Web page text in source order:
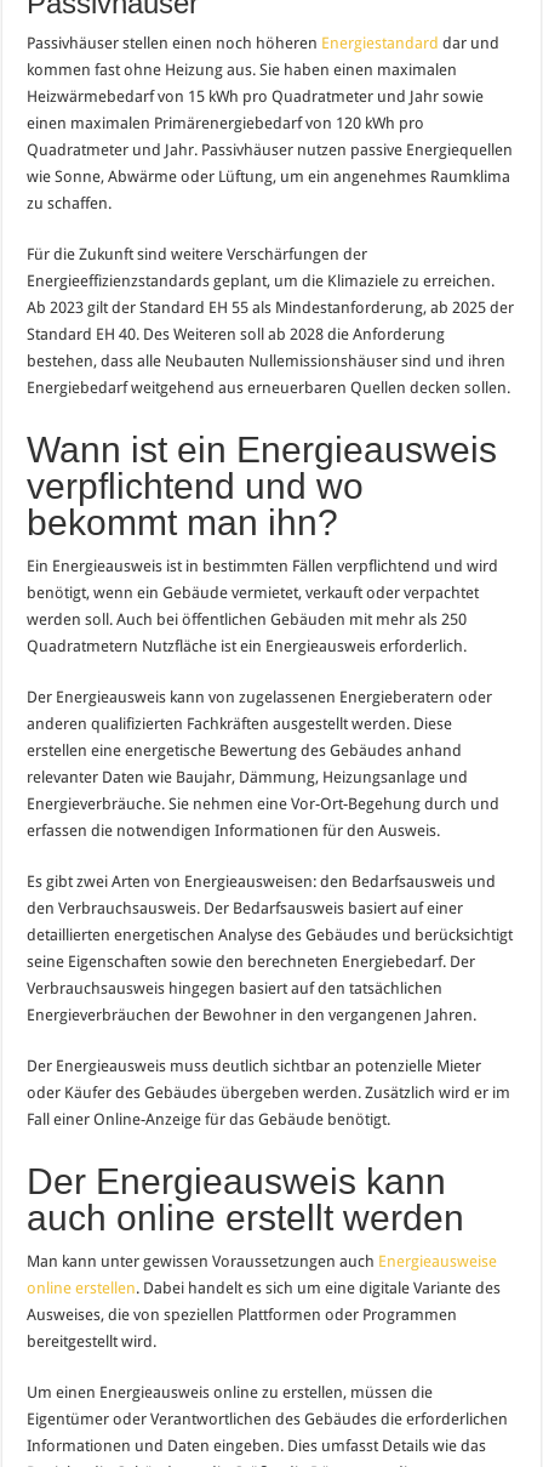
Passivhäuser stellen einen noch höheren Energiestandard dar und
kommen fast ohne Heizung aus. Sie haben einen maximalen
Heizwärmebedarf von 15 kWh pro Quadratmeter und Jahr sowie
einen maximalen Primärenergiebedarf von 120 kWh pro
Quadratmeter und Jahr. Passivhäuser nutzen passive Energiequellen
wie Sonne, Abwärme oder Lüftung, um ein angenehmes Raumklima
zu schaffen.
Für die Zukunft sind weitere Verschärfungen der
Energieeffizienzstandards geplant, um die Klimaziele zu erreichen.
Ab 2023 gilt der Standard EH 55 als Mindestanforderung, ab 2025 der
Standard EH 40. Des Weiteren soll ab 2028 die Anforderung
bestehen, dass alle Neubauten Nullemissionshäuser sind und ihren
Energiebedarf weitgehend aus erneuerbaren Quellen decken sollen.
Wann ist ein Energieausweis
verpflichtend und wo
bekommt man ihn?
Ein Energieausweis ist in bestimmten Fällen verpflichtend und wird
benötigt, wenn ein Gebäude vermietet, verkauft oder verpachtet
werden soll. Auch bei öffentlichen Gebäuden mit mehr als 250
Quadratmetern Nutzfläche ist ein Energieausweis erforderlich.
Der Energieausweis kann von zugelassenen Energieberatern oder
anderen qualifizierten Fachkräften ausgestellt werden. Diese
erstellen eine energetische Bewertung des Gebäudes anhand
relevanter Daten wie Baujahr, Dämmung, Heizungsanlage und
Energieverbräuche. Sie nehmen eine Vor-Ort-Begehung durch und
erfassen die notwendigen Informationen für den Ausweis.
Es gibt zwei Arten von Energieausweisen: den Bedarfsausweis und
den Verbrauchsausweis. Der Bedarfsausweis basiert auf einer
detaillierten energetischen Analyse des Gebäudes und berücksichtigt
seine Eigenschaften sowie den berechneten Energiebedarf. Der
Verbrauchsausweis hingegen basiert auf den tatsächlichen
Energieverbräuchen der Bewohner in den vergangenen Jahren.
Der Energieausweis muss deutlich sichtbar an potenzielle Mieter
oder Käufer des Gebäudes übergeben werden. Zusätzlich wird er im
Fall einer Online-Anzeige für das Gebäude benötigt.
Der Energieausweis kann
auch online erstellt werden
Man kann unter gewissen Voraussetzungen auch Energieausweise
online erstellen. Dabei handelt es sich um eine digitale Variante des
Ausweises, die von speziellen Plattformen oder Programmen
bereitgestellt wird.
Um einen Energieausweis online zu erstellen, müssen die
Eigentümer oder Verantwortlichen des Gebäudes die erforderlichen
Informationen und Daten eingeben. Dies umfasst Details wie das